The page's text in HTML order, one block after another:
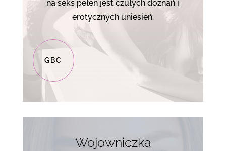
na seks pełen jest czułych doznań i
erotycznych uniesień.
GBC
Wojowniczka